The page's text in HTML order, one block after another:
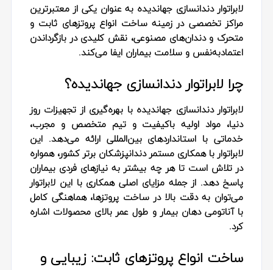
لابراتوار دندانسازی جهاندیده به عنوان یکی از معتبرترین
مراکز تخصصی در زمینه ساخت انواع پروتزهای ثابت و
متحرک و دندان‌های مصنوعی، نقش کلیدی در بازگرداندن
اعتمادبه‌نفس و سلامت بیماران ایفا می‌کند.
چرا لابراتوار دندانسازی جهاندیده؟
لابراتوار دندانسازی جهاندیده با بهره‌گیری از تجهیزات روز
دنیا، مواد اولیه باکیفیت و تیم متخصص و مجرب،
خدماتی با استانداردهای بین‌المللی ارائه می‌دهد. این
لابراتوار با همکاری مستمر دندانپزشکان برتر کشور، همواره
در تلاش است تا هر چه بیشتر به نیازهای فردی بیماران
پاسخ دهد. از جمله مزایای اصلی همکاری با این لابراتوار
می‌توان به دقت بالا در ساخت پروتزها، هماهنگی کامل
با آناتومی دهان بیمار و طول عمر بالای محصولات اشاره
کرد.
ساخت انواع پروتزهای ثابت: زیبایی و